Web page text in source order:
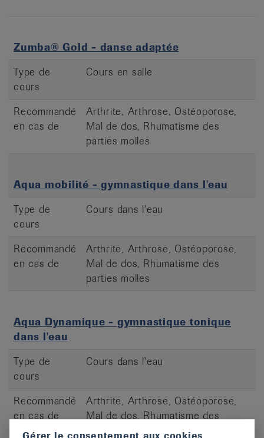
Zumba® Gold - danse adaptée
Type de
cours
Cours en salle
Recommandé
en cas de
Arthrite, Arthrose, Ostéoporose,
Mal de dos, Rhumatisme des
parties molles
Aqua mobilité - gymnastique dans l'eau
Type de
cours
Cours dans l'eau
Recommandé
en cas de
Arthrite, Arthrose, Ostéoporose,
Mal de dos, Rhumatisme des
parties molles
Aqua Dynamique - gymnastique tonique
dans l'eau
Type de
cours
Cours dans l'eau
Recommandé
en cas de
Arthrite, Arthrose, Ostéoporose,
Mal de dos, Rhumatisme des
parties molles